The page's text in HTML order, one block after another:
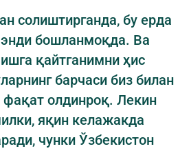
солиштирганда, бу ерда
бошланмоқда. Ва
қайтганимни ҳис
барчаси биз билан
фақат олдинроқ. Лекин
яқин келажакда
чунки Ўзбекистон